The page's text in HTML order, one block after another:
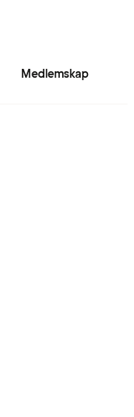
Medlemskap